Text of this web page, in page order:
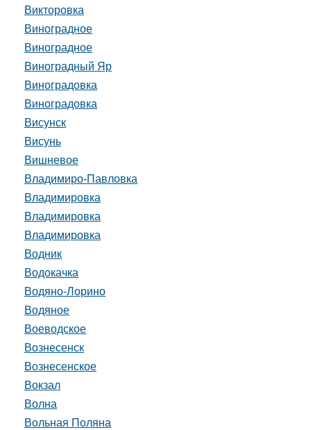
Викторовка
Виноградное
Виноградное
Виноградный Яр
Виноградовка
Виноградовка
Висунск
Висунь
Вишневое
Владимиро-Павловка
Владимировка
Владимировка
Владимировка
Водник
Водокачка
Водяно-Лорино
Водяное
Воеводское
Вознесенск
Вознесенское
Вокзал
Волна
Вольная Поляна